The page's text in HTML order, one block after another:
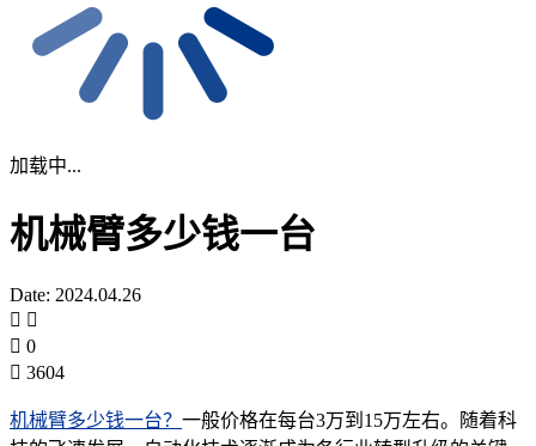
加载中...
机械臂多少钱一台
Date: 2024.04.26
0
3604
机械臂多少钱一台？ 一般价格在每台3万到15万左右。随着科